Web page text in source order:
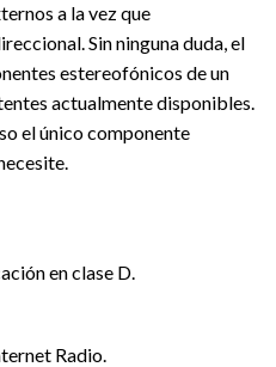
a la vez que
Sin ninguna duda, el
estereofónicos de un
actualmente disponibles.
el único componente
en clase D.
Radio.